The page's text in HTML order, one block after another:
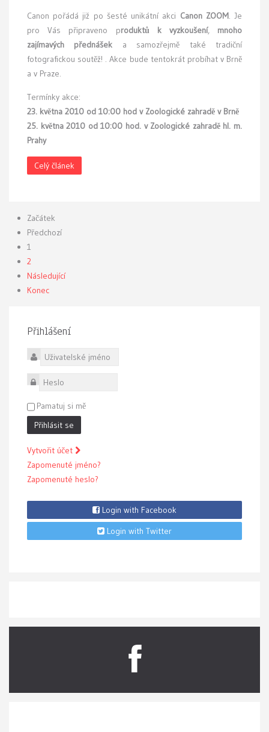
Canon pořádá již po šesté unikátní akci Canon ZOOM. Je
pro Vás připraveno produktů k vyzkoušení, mnoho
zajímavých přednášek a samozřejmě také tradiční
fotografickou soutěž! . Akce bude tentokrát probíhat v Brně
a v Praze.
Termínky akce:
23. května 2010 od 10:00 hod v Zoologické zahradě v Brně
25. května 2010 od 10:00 hod. v Zoologické zahradě hl. m.
Prahy
Celý článek
Začátek
Předchozí
1
2
Následující
Konec
Přihlášení
Uživatelské jméno
Heslo
Pamatuj si mě
Přihlásit se
Vytvořit účet
Zapomenuté jméno?
Zapomenuté heslo?
Login with Facebook
Login with Twitter